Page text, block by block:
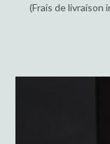
(Frais de livraison